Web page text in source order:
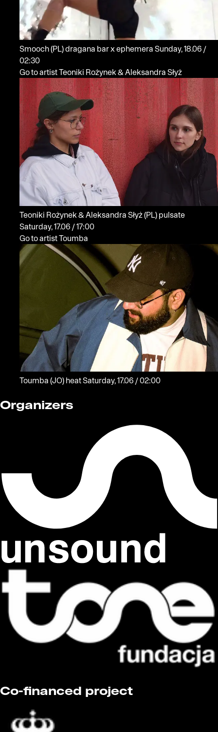
Smooch(PL)dragana bar x ephemera Sunday, 18.06 /
02:30
Go to artist Teoniki Rożynek & Aleksandra Słyż
Teoniki Rożynek & Aleksandra Słyż(PL) pulsate
Saturday, 17.06 / 17:00
Go to artist Toumba
Toumba (JO) heat Saturday, 17.06 / 02:00
Organizers
Co-financed project